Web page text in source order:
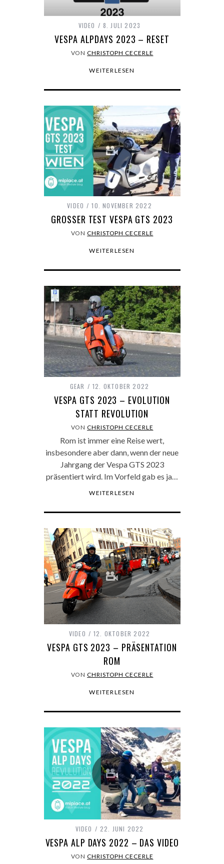
VIDEO 8. JULI 2023
VESPA ALPDAYS 2023 – RESET
VONCHRISTOPH CECERLE
WEITERLESEN
VIDEO 10. NOVEMBER 2022
GROSSER TEST VESPA GTS 2023
VONCHRISTOPH CECERLE
WEITERLESEN
GEAR 12. OKTOBER 2022
VESPA GTS 2023 – EVOLUTION
STATT REVOLUTION
VONCHRISTOPH CECERLE
Rom ist immer eine Reise wert,
insbesondere aber dann, wenn der neue
Jahrgang der Vespa GTS 2023
präsentiert wird. Im Vorfeld gab es ja…
WEITERLESEN
VIDEO 12. OKTOBER 2022
VESPA GTS 2023 – PRÄSENTATION
ROM
VONCHRISTOPH CECERLE
WEITERLESEN
VIDEO 22. JUNI 2022
VESPA ALP DAYS 2022 – DAS VIDEO
VONCHRISTOPH CECERLE